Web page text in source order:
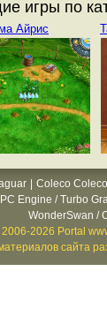
игры по
Айрис
Coleco
PC Engine / Turbo
WonderSwan /
2026 Portal
сайта